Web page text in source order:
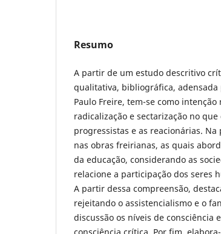
Resumo
A partir de um estudo descritivo
qualitativa, bibliográfica,
Paulo Freire, tem-se como
radicalização e sectarização no
progressistas e as reacionárias.
nas obras freirianas, as quais
da educação, considerando as
relacione a participação dos seres
A partir dessa compreensão,
rejeitando o assistencialismo e o
discussão os níveis de consciência